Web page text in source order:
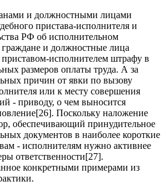
и должностными лицами
пристава-исполнителя и
РФ об исполнительном
и должностные лица
исполнителем штрафу в
размеров оплаты труда. А за
причин от явки по вызову
или к месту совершения
- приводу, о чем выносится
Поскольку наложение
обеспечивающий принудительное
документов в наиболее короткие
- исполнителям нужно активнее
ответственности[27].
конкретными примерами из